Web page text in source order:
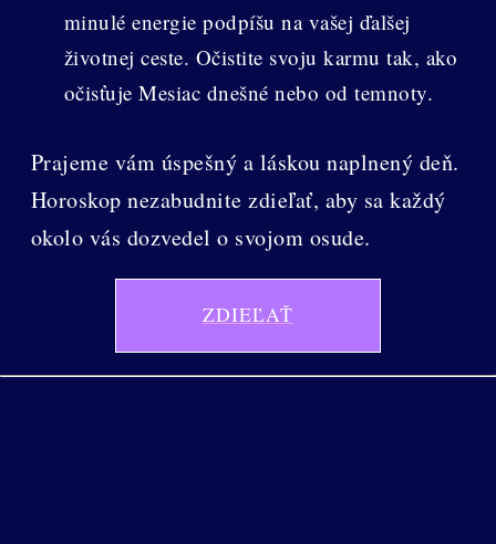
minulé energie podpíšu na vašej ďalšej
životnej ceste. Očistite svoju karmu tak, ako
očisťuje Mesiac dnešné nebo od temnoty.
Prajeme vám úspešný a láskou naplnený deň.
Horoskop nezabudnite zdieľať, aby sa každý
okolo vás dozvedel o svojom osude.
ZDIEĽAŤ